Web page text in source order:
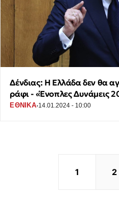
Δένδιας: Η Ελλάδα δεν θα
ράφι - «Ένοπλες Δυνάμεις
ΕΘΝΙΚΑ·14.01.2024 - 10:00
1 2